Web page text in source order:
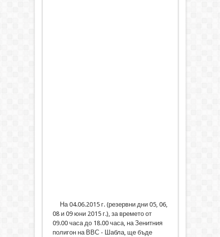
На 04.06.2015 г. (резервни дни 05, 06,
08 и 09 юни 2015 г.), за времето от
09.00 часа до 18.00 часа, на Зенитния
полигон на ВВС - Шабла, ще бъде